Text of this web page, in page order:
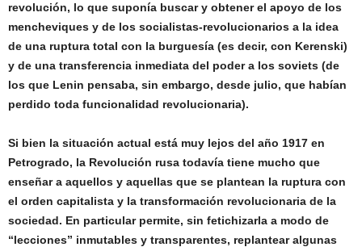
revolución, lo que suponía buscar y obtener el apoyo de los
mencheviques y de los socialistas-revolucionarios a la idea
de una ruptura total con la burguesía (es decir, con Kerenski)
y de una transferencia inmediata del poder a los soviets (de
los que Lenin pensaba, sin embargo, desde julio, que habían
perdido toda funcionalidad revolucionaria).
Si bien la situación actual está muy lejos del año 1917 en
Petrogrado, la Revolución rusa todavía tiene mucho que
enseñar a aquellos y aquellas que se plantean la ruptura con
el orden capitalista y la transformación revolucionaria de la
sociedad. En particular permite, sin fetichizarla a modo de
“lecciones” inmutables y transparentes, replantear algunas